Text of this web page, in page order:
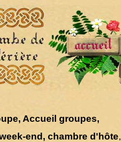
Accueil groupes,
end, chambre d'hôte,